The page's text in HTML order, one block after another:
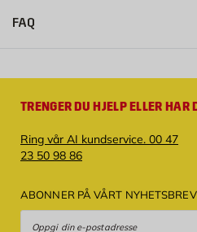
FAQ
TRENGER DU HJELP ELLER
Ring vår AI kundservice. 00 47
23 50 98 86
ABONNER PÅ VÅRT NYHETSBREV